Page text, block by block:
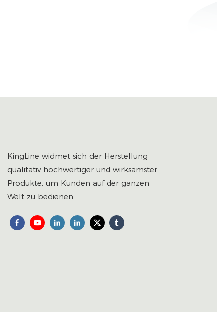
KingLine widmet sich der Herstellung
qualitativ hochwertiger und wirksamster
Produkte, um Kunden auf der ganzen
Welt zu bedienen.